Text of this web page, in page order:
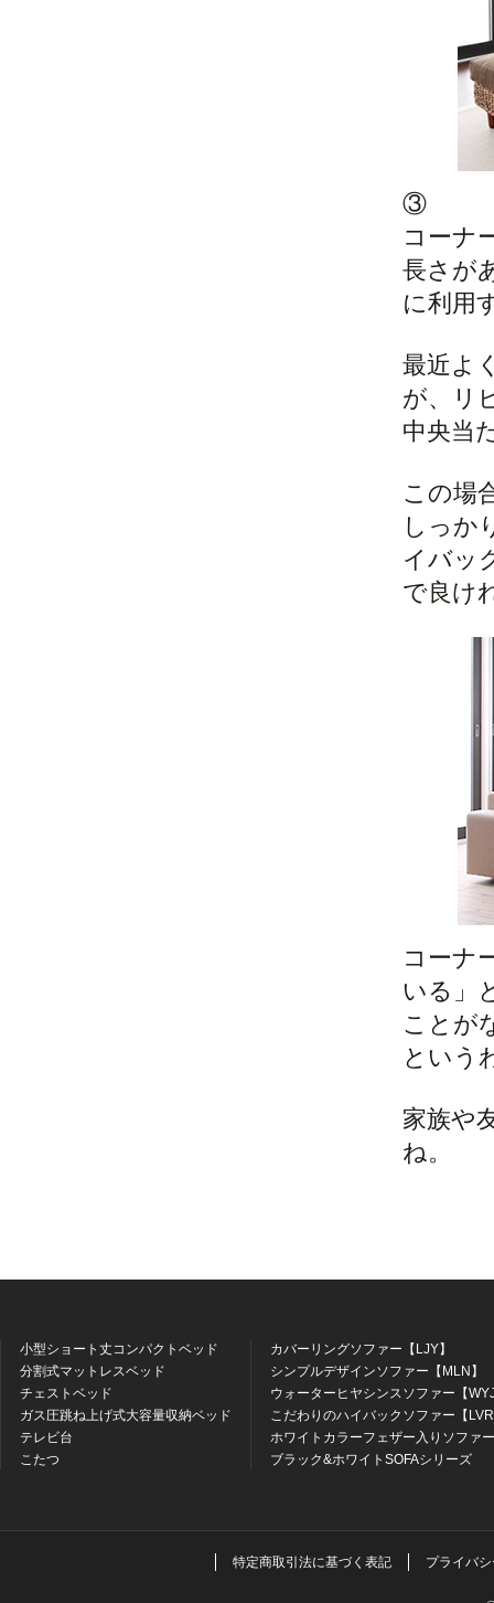
③
コーナ
長さが
に利用
最近よ
が、リ
中央当
この場
しっか
イバッ
で良け
コーナ
いる」
ことが
という
家族や
ね。
小型ショート丈コンパクトベッド
分割式マットレスベッド
チェストベッド
ガス圧跳ね上げ式大容量収納ベッド
テレビ台
こたつ
カバーリングソファー【LJY】
シンプルデザインソファー【MLN】
ウォーターヒヤシンスソファー【
こだわりのハイバックソファー【
ホワイトカラーフェザー入りソファ
ブラック&ホワイトSOFAシリーズ
特定商取引法に基づく表記 プライバ